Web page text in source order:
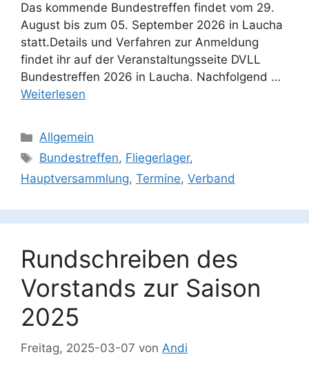
Das kommende Bundestreffen findet vom 29.
August bis zum 05. September 2026 in Laucha
statt.Details und Verfahren zur Anmeldung
findet ihr auf der Veranstaltungsseite DVLL
Bundestreffen 2026 in Laucha. Nachfolgend …
Weiterlesen
Kategorien
Allgemein
Schlagwörter
Bundestreffen, Fliegerlager,
Hauptversammlung, Termine, Verband
Rundschreiben des
Vorstands zur Saison
2025
Freitag, 2025-03-07 von Andi